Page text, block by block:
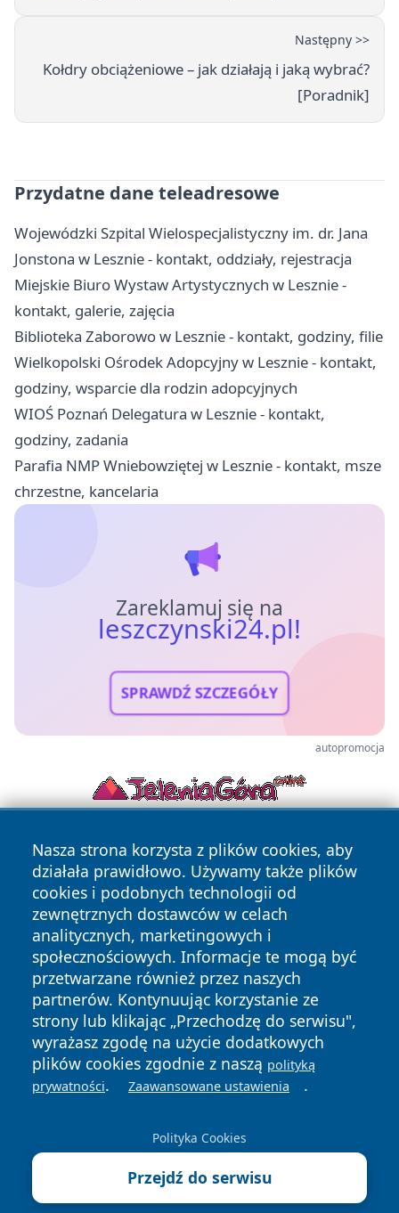
Następny >>
Kołdry obciążeniowe – jak działają i jaką wybrać?
[Poradnik]
Przydatne dane teleadresowe
Wojewódzki Szpital Wielospecjalistyczny im. dr. Jana
Jonstona w Lesznie - kontakt, oddziały, rejestracja
Miejskie Biuro Wystaw Artystycznych w Lesznie -
kontakt, galerie, zajęcia
Biblioteka Zaborowo w Lesznie - kontakt, godziny, filie
Wielkopolski Ośrodek Adopcyjny w Lesznie - kontakt,
godziny, wsparcie dla rodzin adopcyjnych
WIOŚ Poznań Delegatura w Lesznie - kontakt,
godziny, zadania
Parafia NMP Wniebowziętej w Lesznie - kontakt, msze
chrzestne, kancelaria
Zareklamuj się na
leszczynski24.pl!
SPRAWDŹ SZCZEGÓŁY
autopromocja
Nasza strona korzysta z plików cookies, aby
działała prawidłowo. Używamy także plików
cookies i podobnych technologii od
zewnętrznych dostawców w celach
analitycznych, marketingowych i
społecznościowych. Informacje te mogą być
przetwarzane również przez naszych
partnerów. Kontynuując korzystanie ze
strony lub klikając „Przechodzę do serwisu",
wyrażasz zgodę na użycie dodatkowych
plików cookies zgodnie z naszą polityką
prywatności. Zaawansowane ustawienia .
Polityka Cookies
Przejdź do serwisu
Copyright © 2026 leszczynski24.pl Wszystkie prawa
zastrzeżone.
News Autorzy
Polityka
Prywatności
Polityka
Cookies